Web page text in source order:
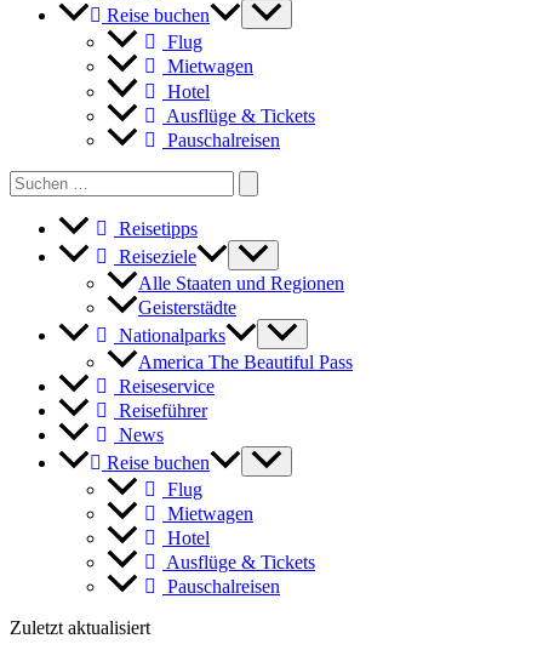
Reise buchen
Flug
Mietwagen
Hotel
Ausflüge & Tickets
Pauschalreisen
Search
for:
Reisetipps
Reiseziele
Alle Staaten und Regionen
Geisterstädte
Nationalparks
America The Beautiful Pass
Reiseservice
Reiseführer
News
Reise buchen
Flug
Mietwagen
Hotel
Ausflüge & Tickets
Pauschalreisen
Zuletzt aktualisiert